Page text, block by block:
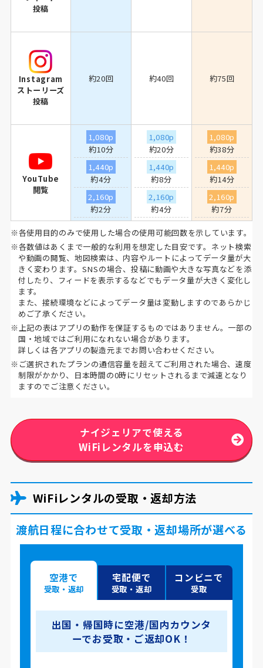
投稿
Instagram
ストーリーズ
投稿
約20回 約40回 約75回
YouTube
閲覧
1,080p
約10分
1,440p
約4分
2,160p
約2分
1,080p
約20分
1,440p
約8分
2,160p
約4分
1,080p
約38分
1,440p
約14分
2,160p
約7分
※各使用目的のみで使用した場合の使用可能回数を示しています。
※各数値はあくまで一般的な利用を想定した目安です。ネット検索
や動画の閲覧、地図検索は、内容やルートによってデータ量が大
きく変わります。SNSの場合、投稿に動画や大きな写真などを添
付したり、フィードを表示するなどでもデータ量が大きく変化し
ます。
また、接続環境などによってデータ量は変動しますのであらかじ
めご了承ください。
※上記の表はアプリの動作を保証するものではありません。一部の
国・地域ではご利用になれない場合があります。
詳しくは各アプリの製造元までお問い合わせください。
※ご選択されたプランの通信容量を超えてご利用された場合、速度
制限がかかり、日本時間の0時にリセットされるまで減速となり
ますのでご注意ください。
ナイジェリアで使える
WiFiレンタルを申込む
WiFiレンタルの受取・返却方法
渡航日程に合わせて受取・返却場所が選べる
空港で
受取・返却
宅配便で
受取・返却
コンビニで
受取
出国・帰国時に空港/国内カウンタ
ーでお受取・ご返却OK！